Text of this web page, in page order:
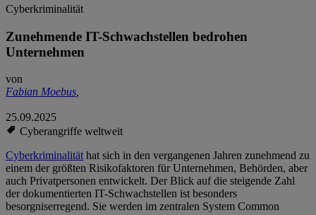
Cyberkriminalität
Zunehmende IT-Schwachstellen bedrohen
Unternehmen
von
Fabian Moebus,
25.09.2025
Cyberangriffe weltweit
Cyberkriminalitäthat sich in den vergangenen Jahren zunehmend zu
einem der größten Risikofaktoren für Unternehmen, Behörden, aber
auch Privatpersonen entwickelt. Der Blick auf die steigende Zahl
der dokumentierten IT-Schwachstellen ist besonders
besorgniserregend. Sie werden im zentralen System Common